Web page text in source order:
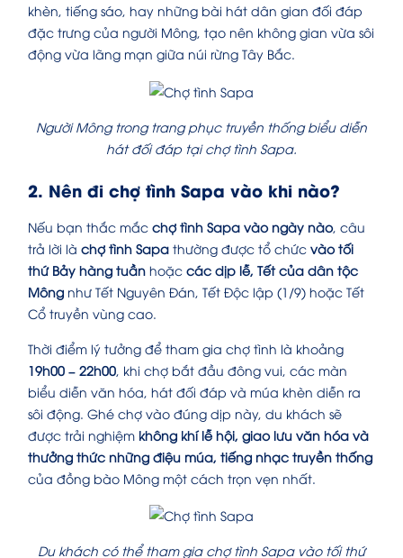
khèn, tiếng sáo, hay những bài hát dân gian đối đáp
đặc trưng của người Mông, tạo nên không gian vừa sôi
động vừa lãng mạn giữa núi rừng Tây Bắc.
Người Mông trong trang phục truyền thống biểu diễn
hát đối đáp tại chợ tình Sapa.
2. Nên đi chợ tình Sapa vào khi nào?
Nếu bạn thắc mắc chợ tình Sapa vào ngày nào, câu
trả lời là chợ tình Sapa thường được tổ chức vào tối
thứ Bảy hàng tuần hoặc các dịp lễ, Tết của dân tộc
Mông như Tết Nguyên Đán, Tết Độc lập (1/9) hoặc Tết
Cổ truyền vùng cao.
Thời điểm lý tưởng để tham gia chợ tình là khoảng
19h00 – 22h00 , khi chợ bắt đầu đông vui, các màn
biểu diễn văn hóa, hát đối đáp và múa khèn diễn ra
sôi động. Ghé chợ vào đúng dịp này, du khách sẽ
được trải nghiệm không khí lễ hội, giao lưu văn hóa và
thưởng thức những điệu múa, tiếng nhạc truyền thống
của đồng bào Mông một cách trọn vẹn nhất.
Du khách có thể tham gia chợ tình Sapa vào tối thứ